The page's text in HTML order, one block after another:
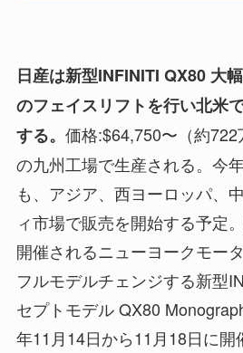
日産は新型INFINITI QX80 大
のフェイスリフトを行い北米
する。 価格:$64,750〜（約
の九州工場で生産される。今
も、アジア、西ヨーロッパ、
ィ市場で販売を開始する予定
開催されるニューヨークモー
フルモデルチェンジする新型
セプトモデル QX80
年11月14日から11月18日に